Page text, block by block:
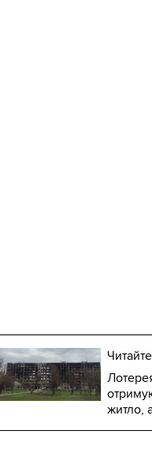
житло,